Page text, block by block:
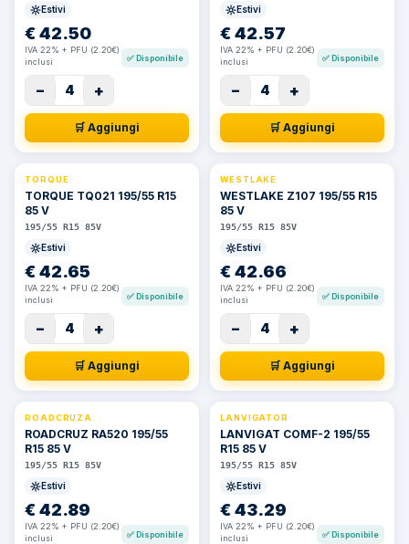
Estivi
€42.50
IVA 22% + PFU (2.20€)
inclusi
✅Disponibile
− 4 +
🛒 Aggiungi
Estivi
€42.57
IVA 22% + PFU (2.20€)
inclusi
✅Disponibile
− 4 +
🛒 Aggiungi
TORQUE
TORQUE TQ021 195/55 R15
85 V
195/55 R15 85V
Estivi
€42.65
IVA 22% + PFU (2.20€)
inclusi
✅Disponibile
− 4 +
🛒 Aggiungi
WESTLAKE
WESTLAKE Z107 195/55 R15
85 V
195/55 R15 85V
Estivi
€42.66
IVA 22% + PFU (2.20€)
inclusi
✅Disponibile
− 4 +
🛒 Aggiungi
ROADCRUZA
ROADCRUZ RA520 195/55
R15 85 V
195/55 R15 85V
Estivi
€42.89
IVA 22% + PFU (2.20€)
inclusi
✅Disponibile
LANVIGATOR
LANVIGAT COMF-2 195/55
R15 85 V
195/55 R15 85V
Estivi
€43.29
IVA 22% + PFU (2.20€)
inclusi
✅Disponibile